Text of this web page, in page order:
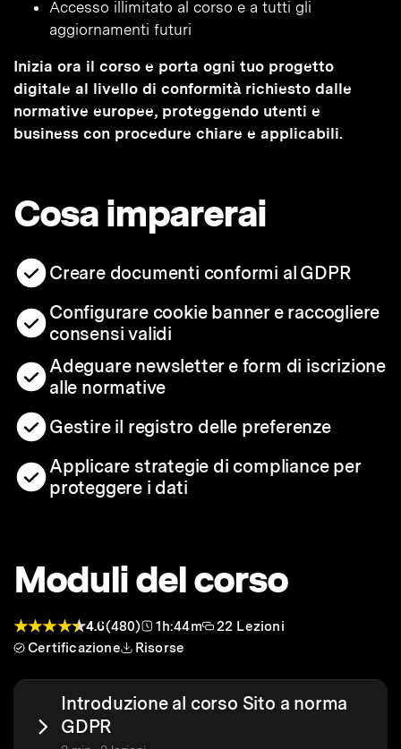
Accesso illimitato al corso e a tutti gli
aggiornamenti futuri
Inizia ora il corso e porta ogni tuo progetto
digitale al livello di conformità richiesto dalle
normative europee, proteggendo utenti e
business con procedure chiare e applicabili.
Cosa imparerai
Creare documenti conformi al GDPR
Configurare cookie banner e raccogliere
consensi validi
Adeguare newsletter e form di iscrizione
alle normative
Gestire il registro delle preferenze
Applicare strategie di compliance per
proteggere i dati
Moduli del corso
4.6(480) 1h:44m
22 Lezioni
Certificazione
Risorse
Introduzione al corso Sito a norma
GDPR